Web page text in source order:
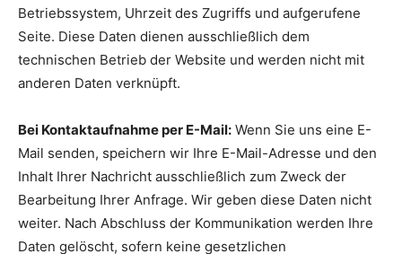
Betriebssystem, Uhrzeit des Zugriffs und aufgerufene
Seite. Diese Daten dienen ausschließlich dem
technischen Betrieb der Website und werden nicht mit
anderen Daten verknüpft.
Bei Kontaktaufnahme per E-Mail: Wenn Sie uns eine E-
Mail senden, speichern wir Ihre E-Mail-Adresse und den
Inhalt Ihrer Nachricht ausschließlich zum Zweck der
Bearbeitung Ihrer Anfrage. Wir geben diese Daten nicht
weiter. Nach Abschluss der Kommunikation werden Ihre
Daten gelöscht, sofern keine gesetzlichen